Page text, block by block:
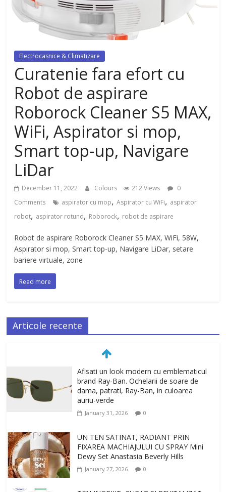
dezvoltat, cu Flexor Fitness-
dispozitiv pentru tonifiere muschi
Electrocasnice & Climatizare
Curatenie fara efort cu
Robot de aspirare
Roborock Cleaner S5 MAX,
WiFi, Aspirator si mop,
Smart top-up, Navigare
LiDar
December 11, 2022 Colours 212 Views
0
Comments
aspirator cu mop,Aspirator cu WiFi, aspirator
robot, aspirator rotund, Roborock, robot de aspirare
Robot de aspirare Roborock Cleaner S5 MAX, WiFi, 58W,
Aspirator si mop, Smart top-up, Navigare LiDar, setare
bariere virtuale, zone
Read more
Articole recente
Afisati un look modern cu emblematicul
brand Ray-Ban. Ochelarii de soare de
dama, patrati, Ray-Ban, in culoarea
auriu-verde
January 31, 2026 0
UN TEN SATINAT, RADIANT PRIN
FIXAREA MACHIAJULUI CU SPRAY Mini
Dewy Set Anastasia Beverly Hills
January 27, 2026 0